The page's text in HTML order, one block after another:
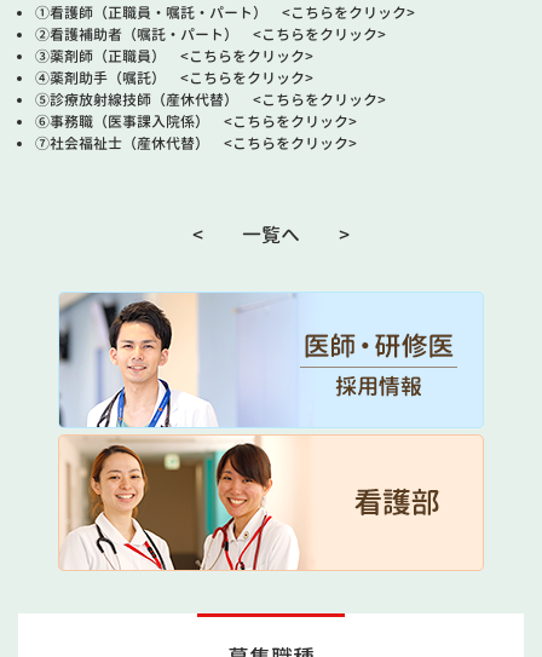
①看護師（正職員・嘱託・パート） <こちらをクリック>
②看護補助者（嘱託・パート） <こちらをクリック>
③薬剤師（正職員） <こちらをクリック>
④薬剤助手（嘱託） <こちらをクリック>
⑤診療放射線技師（産休代替） <こちらをクリック>
⑥事務職（医事課入院係） <こちらをクリック>
⑦社会福祉士（産休代替） <こちらをクリック>
< 一覧へ >